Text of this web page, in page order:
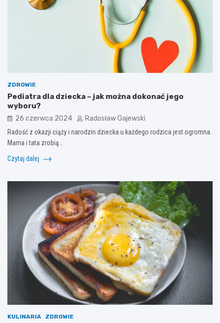
ZDROWIE
Pediatra dla dziecka – jak można dokonać jego
wyboru?
26 czerwca 2024 Radosław Gajewski
Radość z okazji ciąży i narodzin dziecka u każdego rodzica jest ogromna.
Mama i tata zrobią…
Czytaj dalej
KULINARIA ZDROWIE